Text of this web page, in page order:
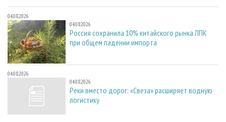
04.08.2026
04.08.2026
Россия сохранила 10% китайского рынка ЛПК
при общем падении импорта
04.08.2026
04.08.2026
Реки вместо дорог: «Свеза» расширяет водную
логистику